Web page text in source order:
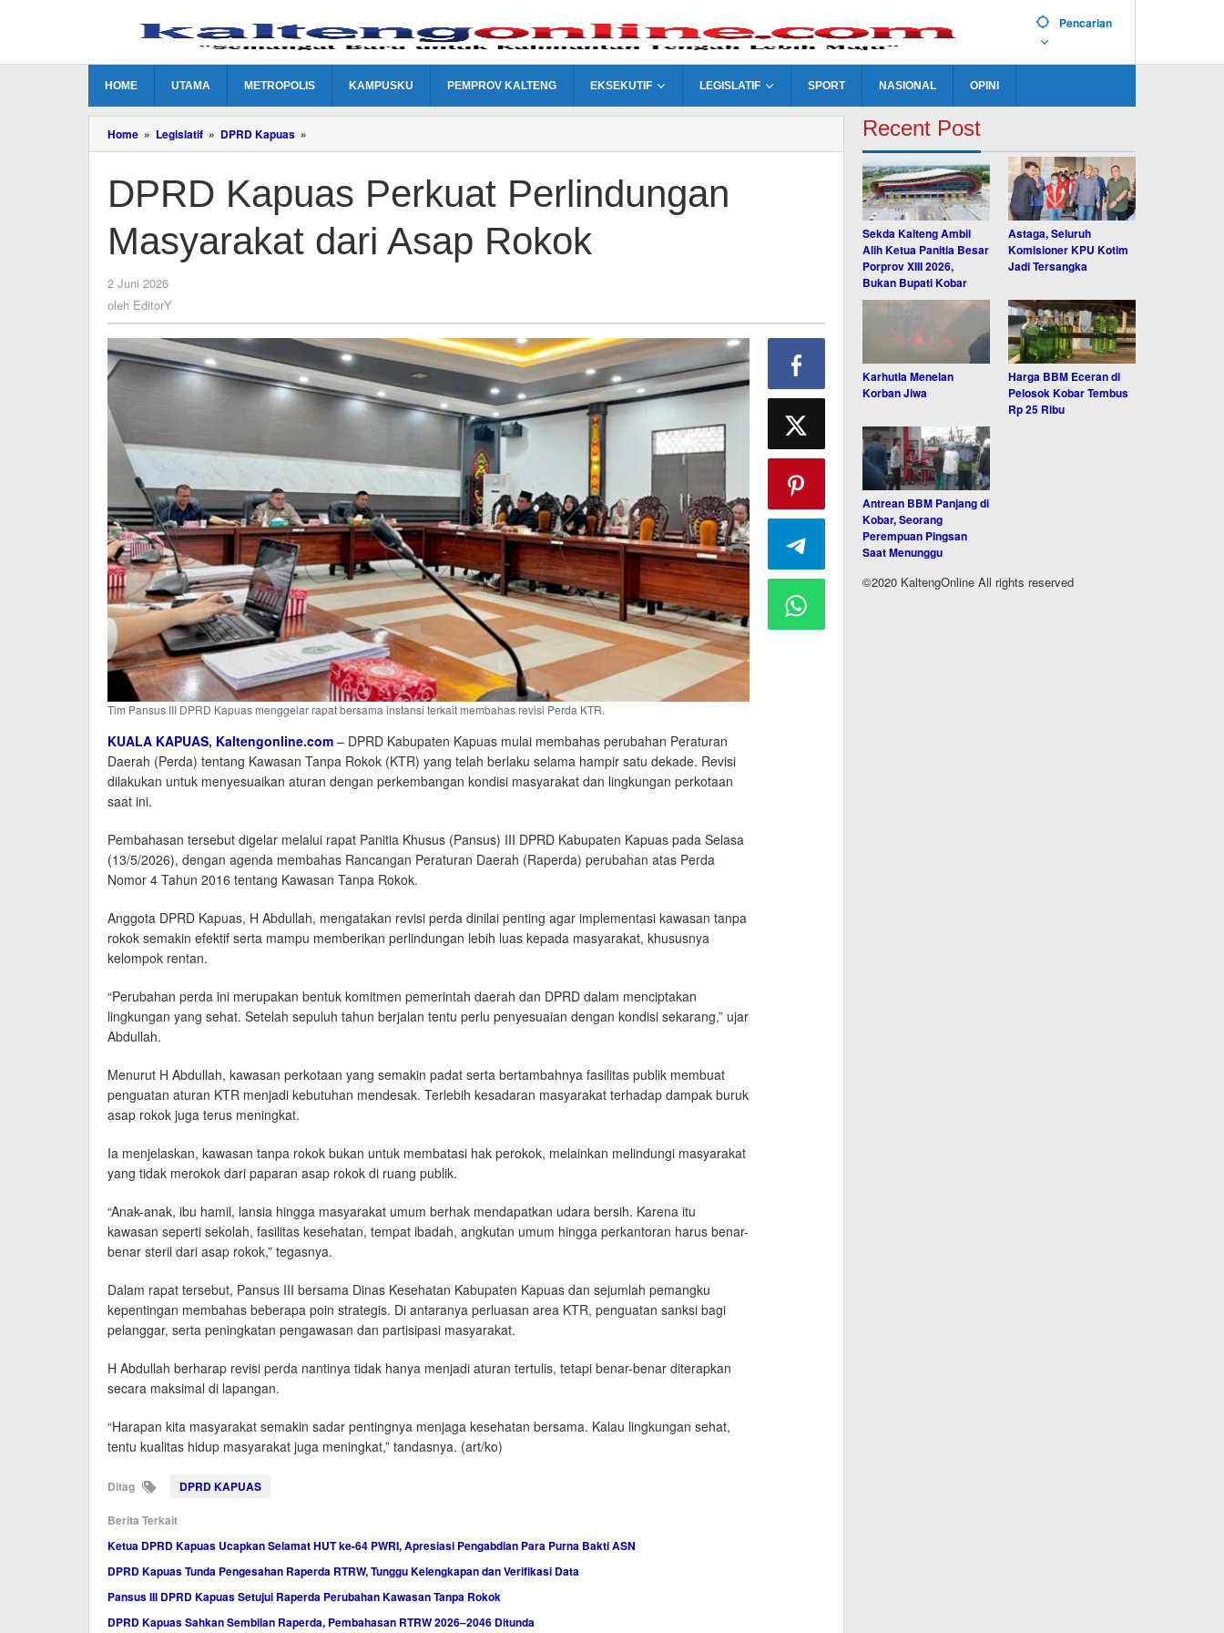
Pencarian
HOME UTAMA METROPOLIS KAMPUSKU PEMPROV KALTENG EKSEKUTIF LEGISLATIF SPORT NASIONAL OPINI
Home » Legislatif » DPRD Kapuas »
Kapuas
Perlindungan
Masyarakat
Asap
Rokok
DPRD Kapuas Perkuat Perlindungan
Masyarakat dari Asap Rokok
2 Juni 2026
oleh EditorY
Tim Pansus III DPRD Kapuas menggelar rapat bersama instansi terkait membahas revisi Perda KTR.
KUALA KAPUAS, Kaltengonline.com – DPRD Kabupaten Kapuas mulai membahas perubahan Peraturan
Daerah (Perda) tentang Kawasan Tanpa Rokok (KTR) yang telah berlaku selama hampir satu dekade. Revisi
dilakukan untuk menyesuaikan aturan dengan perkembangan kondisi masyarakat dan lingkungan perkotaan
saat ini.
Pembahasan tersebut digelar melalui rapat Panitia Khusus (Pansus) III DPRD Kabupaten Kapuas pada Selasa
(13/5/2026), dengan agenda membahas Rancangan Peraturan Daerah (Raperda) perubahan atas Perda
Nomor 4 Tahun 2016 tentang Kawasan Tanpa Rokok.
Anggota DPRD Kapuas, H Abdullah, mengatakan revisi perda dinilai penting agar implementasi kawasan tanpa
rokok semakin efektif serta mampu memberikan perlindungan lebih luas kepada masyarakat, khususnya
kelompok rentan.
“Perubahan perda ini merupakan bentuk komitmen pemerintah daerah dan DPRD dalam menciptakan
lingkungan yang sehat. Setelah sepuluh tahun berjalan tentu perlu penyesuaian dengan kondisi sekarang,” ujar
Abdullah.
Menurut H Abdullah, kawasan perkotaan yang semakin padat serta bertambahnya fasilitas publik membuat
penguatan aturan KTR menjadi kebutuhan mendesak. Terlebih kesadaran masyarakat terhadap dampak buruk
asap rokok juga terus meningkat.
Ia menjelaskan, kawasan tanpa rokok bukan untuk membatasi hak perokok, melainkan melindungi masyarakat
yang tidak merokok dari paparan asap rokok di ruang publik.
“Anak-anak, ibu hamil, lansia hingga masyarakat umum berhak mendapatkan udara bersih. Karena itu
kawasan seperti sekolah, fasilitas kesehatan, tempat ibadah, angkutan umum hingga perkantoran harus benar-
benar steril dari asap rokok,” tegasnya.
Dalam rapat tersebut, Pansus III bersama Dinas Kesehatan Kabupaten Kapuas dan sejumlah pemangku
kepentingan membahas beberapa poin strategis. Di antaranya perluasan area KTR, penguatan sanksi bagi
pelanggar, serta peningkatan pengawasan dan partisipasi masyarakat.
H Abdullah berharap revisi perda nantinya tidak hanya menjadi aturan tertulis, tetapi benar-benar diterapkan
secara maksimal di lapangan.
“Harapan kita masyarakat semakin sadar pentingnya menjaga kesehatan bersama. Kalau lingkungan sehat,
tentu kualitas hidup masyarakat juga meningkat,” tandasnya. (art/ko)
Ditag DPRD KAPUAS
Berita Terkait
Ketua DPRD Kapuas Ucapkan Selamat HUT ke-64 PWRI, Apresiasi Pengabdian Para Purna Bakti ASN
DPRD Kapuas Tunda Pengesahan Raperda RTRW, Tunggu Kelengkapan dan Verifikasi Data
Pansus III DPRD Kapuas Setujui Raperda Perubahan Kawasan Tanpa Rokok
DPRD Kapuas Sahkan Sembilan Raperda, Pembahasan RTRW 2026–2046 Ditunda
Recent Post
Sekda Kalteng Ambil
Alih Ketua Panitia Besar
Porprov XIII 2026,
Bukan Bupati Kobar
Astaga, Seluruh
Komisioner KPU Kotim
Jadi Tersangka
Karhutla Menelan
Korban Jiwa
Harga BBM Eceran di
Pelosok Kobar Tembus
Rp 25 Ribu
Antrean BBM Panjang di
Kobar, Seorang
Perempuan Pingsan
Saat Menunggu
©2020 KaltengOnline All rights reserved